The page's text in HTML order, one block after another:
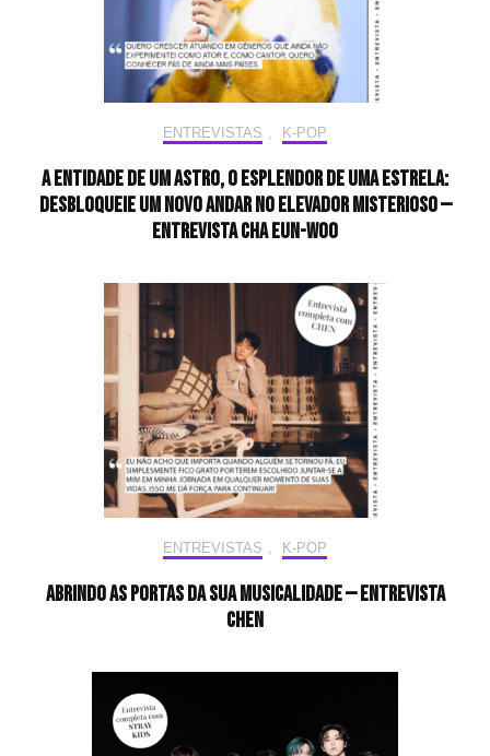
ENTREVISTAS K-POP
A entidade de um astro, o esplendor de uma estrela:
desbloqueie um novo andar no elevador misterioso —
Entrevista CHA EUN-WOO
ENTREVISTAS K-POP
Abrindo as portas da sua musicalidade — Entrevista
CHEN